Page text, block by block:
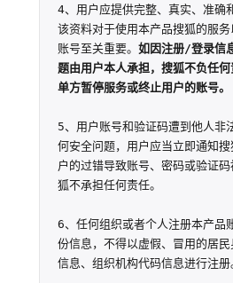
4、用户应提供完整、真实、准确
该资料对于使用本产品搜狐的服
账号至关重要。 如因注册/登录信
题由用户本人承担，搜狐不负任
单方暂停服务或终止用户的账号。
5、用户账号和验证码遭到他人非
何安全问题，用户应当立即通知
户的过错导致账号、密码或验证
狐不承担任何责任。
6、任何组织或者个人注册本产品
份信息，不得以虚假、冒用的居
信息、组织机构代码信息进行注册